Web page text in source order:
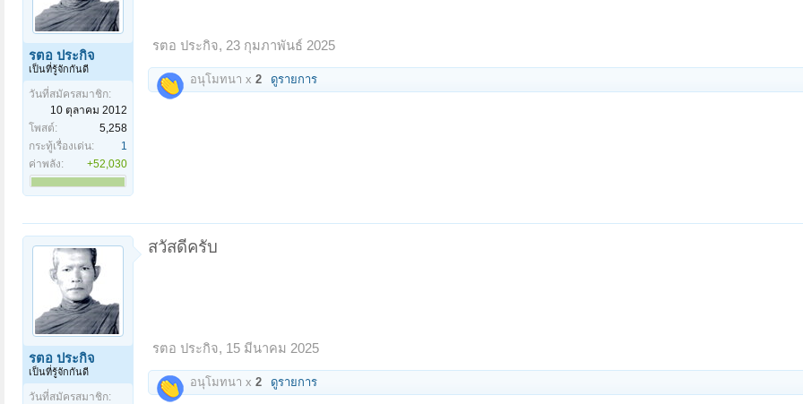
รตอ ประกิจ
เป็นที่รู้จักกันดี
วันที่สมัครสมาชิก:
10 ตุลาคม 2012
โพสต์:
5,258
กระทู้เรื่องเด่น:
1
ค่าพลัง:
+52,030
รตอ ประกิจ, 23 กุมภาพันธ์ 2025
อนุโมทนา x 2 ดูรายการ
รตอ ประกิจ
เป็นที่รู้จักกันดี
วันที่สมัครสมาชิก:
สวัสดีครับ
รตอ ประกิจ, 15 มีนาคม 2025
อนุโมทนา x 2 ดูรายการ